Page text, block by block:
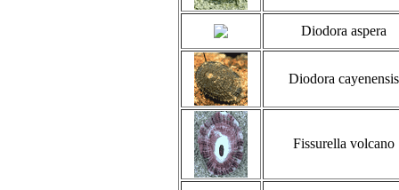
Diodora aspera
Diodora cayenensis
Fissurella volcano